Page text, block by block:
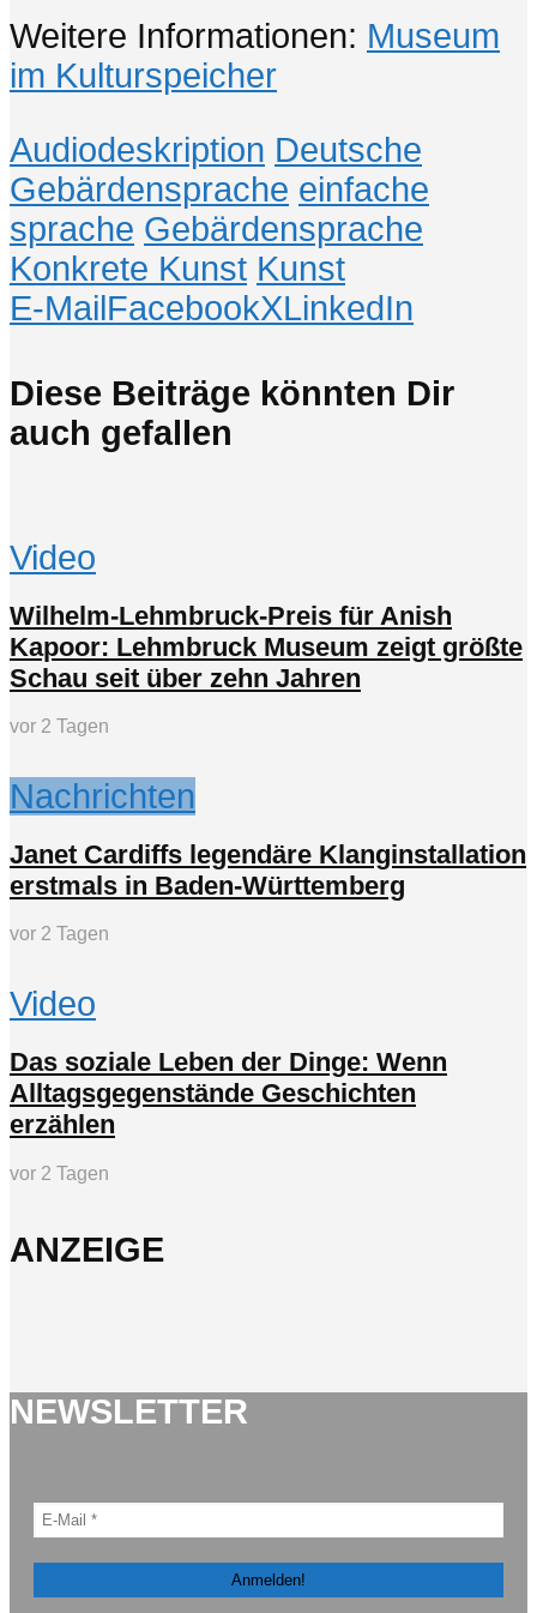
Weitere Informationen: Museum
im Kulturspeicher
Audiodeskription Deutsche
Gebärdensprache einfache
sprache Gebärdensprache
Konkrete Kunst Kunst
E-MailFacebookXLinkedIn
Diese Beiträge könnten Dir
auch gefallen
Video
Wilhelm-Lehmbruck-Preis für Anish
Kapoor: Lehmbruck Museum zeigt größte
Schau seit über zehn Jahren
vor 2 Tagen
Nachrichten
Janet Cardiffs legendäre Klanginstallation
erstmals in Baden-Württemberg
vor 2 Tagen
Video
Das soziale Leben der Dinge: Wenn
Alltagsgegenstände Geschichten
erzählen
vor 2 Tagen
ANZEIGE
NEWSLETTER